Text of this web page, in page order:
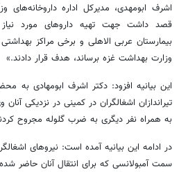
اشرف ابومهدی، مدیرکل اداره
قصد داشت جهت تهیه داروهای مورد نیاز
بیمارستان عربی الاهلی و برخی مراکز
وزارت بهداشت غزه برساند، هدف قرار دادند.»
این بیانیه افزود: دکتر اشرف ابومهادی به
تیراندازان اشغالگران در کمینی در نزدیکی
به همراه نفر دیگری به ضرب گلوله مجروح
در ادامه این بیانیه آمده است: نیروهای
سمت آمبولانسی که برای انتقال آنان حاضر